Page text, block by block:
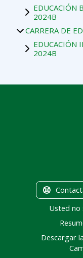
EDUCACIÓN
2024B
CARRERA DE
EDUCACIÓN
2024B
Usted no
Descargar